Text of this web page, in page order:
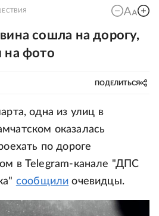
сошла на дорогу,
на фото
ПОДЕЛИТЬСЯ
одна из улиц в
оказалась
по дороге
в Telegram-канале "ДПС
сообщили очевидцы.